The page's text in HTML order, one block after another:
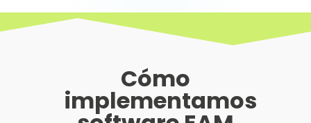
Cómo
implementamos